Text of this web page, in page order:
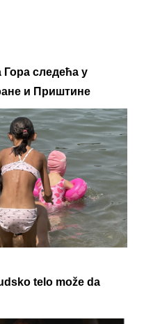
следећа у
и Приштине
telo može da